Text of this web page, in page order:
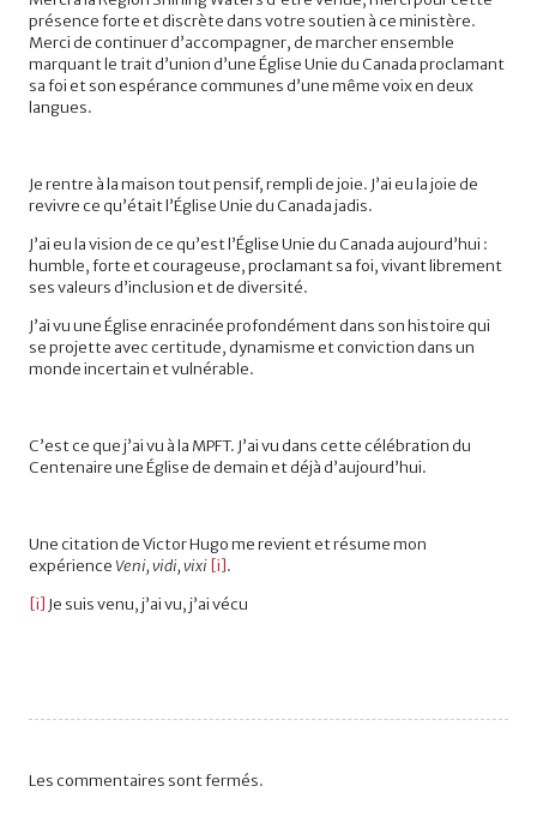
présence forte et discrète dans votre soutien à ce ministère.
Merci de continuer d’accompagner, de marcher ensemble
marquant le trait d’union d’une Église Unie du Canada proclamant
sa foi et son espérance communes d’une même voix en deux
langues.
Je rentre à la maison tout pensif, rempli de joie. J’ai eu la joie de
revivre ce qu’était l’Église Unie du Canada jadis.
J’ai eu la vision de ce qu’est l’Église Unie du Canada aujourd’hui :
humble, forte et courageuse, proclamant sa foi, vivant librement
ses valeurs d’inclusion et de diversité.
J’ai vu une Église enracinée profondément dans son histoire qui
se projette avec certitude, dynamisme et conviction dans un
monde incertain et vulnérable.
C’est ce que j’ai vu à la MPFT. J’ai vu dans cette célébration du
Centenaire une Église de demain et déjà d’aujourd’hui.
Une citation de Victor Hugo me revient et résume mon
expérience Veni, vidi, vixi [i].
[i] Je suis venu, j’ai vu, j’ai vécu
Les commentaires sont fermés.